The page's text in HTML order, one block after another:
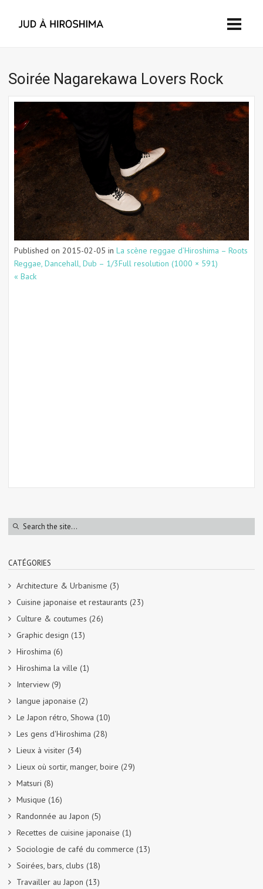
Soirée Nagarekawa Lovers Rock
Published on 2015-02-05 in La scène reggae d’Hiroshima – Roots
Reggae, Dancehall, Dub – 1/3Full resolution (1000 × 591)
« Back
CATÉGORIES
Architecture & Urbanisme (3)
Cuisine japonaise et restaurants (23)
Culture & coutumes (26)
Graphic design (13)
Hiroshima (6)
Hiroshima la ville (1)
Interview (9)
langue japonaise (2)
Le Japon rétro, Showa (10)
Les gens d'Hiroshima (28)
Lieux à visiter (34)
Lieux où sortir, manger, boire (29)
Matsuri (8)
Musique (16)
Randonnée au Japon (5)
Recettes de cuisine japonaise (1)
Sociologie de café du commerce (13)
Soirées, bars, clubs (18)
Travailler au Japon (13)